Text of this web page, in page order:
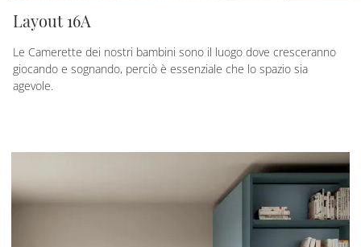
Layout 16A
Le Camerette dei nostri bambini sono il luogo dove cresceranno
giocando e sognando, perciò è essenziale che lo spazio sia
agevole.